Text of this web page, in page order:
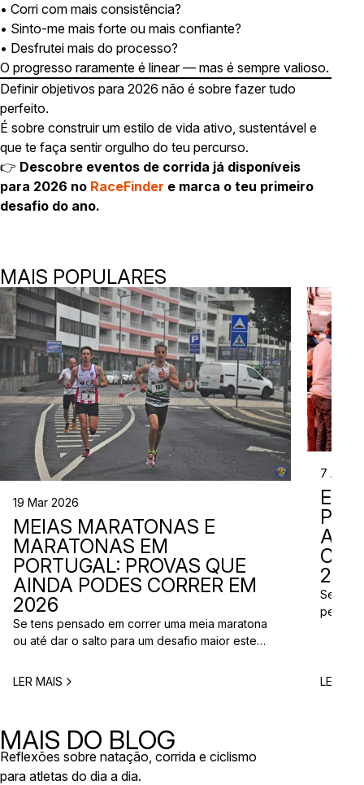
• Corri com mais consistência?
• Sinto-me mais forte ou mais confiante?
• Desfrutei mais do processo?
O progresso raramente é linear — mas é sempre valioso.
Definir objetivos para 2026 não é sobre fazer tudo
perfeito.
É sobre construir um estilo de vida ativo, sustentável e
que te faça sentir orgulho do teu percurso.
👉 Descobre eventos de corrida já disponíveis
para 2026 no RaceFinder e marca o teu primeiro
desafio do ano.
MAIS POPULARES
19 Mar 2026
MEIAS MARATONAS E
MARATONAS EM
PORTUGAL: PROVAS QUE
AINDA PODES CORRER EM
2026
Se tens pensado em correr uma meia maratona
ou até dar o salto para um desafio maior este
planear. Entre a primavera e o verão, o
LER MAIS
7 Abr
Se
perto
LER
MAIS DO BLOG
Reflexões sobre natação, corrida e ciclismo
para atletas do dia a dia.